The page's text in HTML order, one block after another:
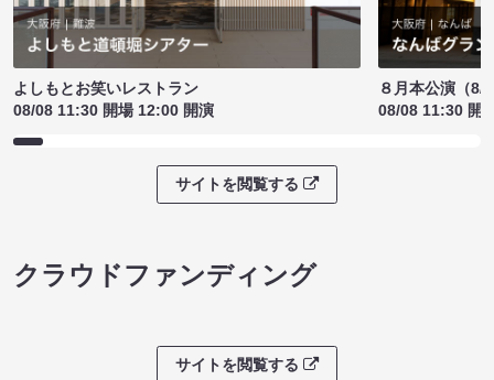
よしもとお笑いレストラン
08/08 11:30 開場 12:00 開演
８月本公演（8/
08/08 11:30 開
サイトを閲覧する
クラウドファンディング
サイトを閲覧する